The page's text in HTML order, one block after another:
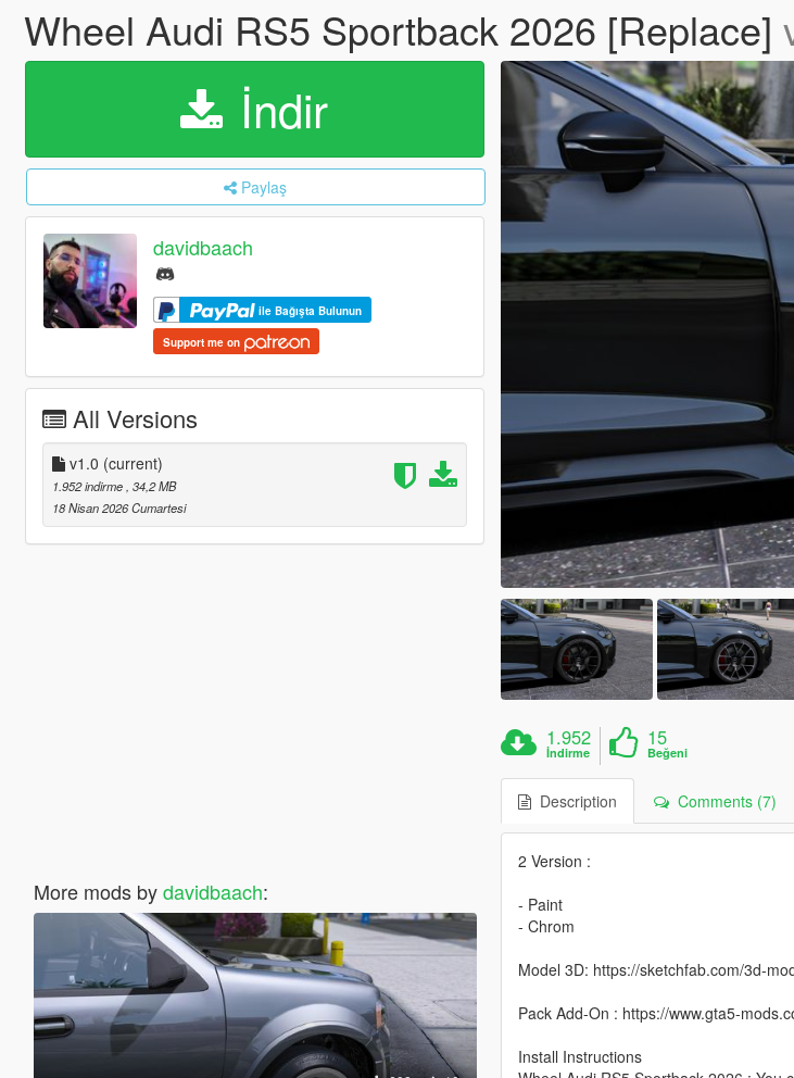
Wheel Audi RS5 Sportback 2026 [Replace]
İndir
Paylaş
davidbaach
ile Bağışta Bulunun
Support me on
All Versions
v1.0 (current)
1.952 indirme , 34,2 MB
18 Nisan 2026 Cumartesi
More mods bydavidbaach:
1.952
İndirme
15
Beğeni
Description Comments (7)
2 Version :
- Paint
- Chrom
Model 3D: https://sketchfab.com/3d-
Pack Add-On : https://www.gta5-
Install Instructions